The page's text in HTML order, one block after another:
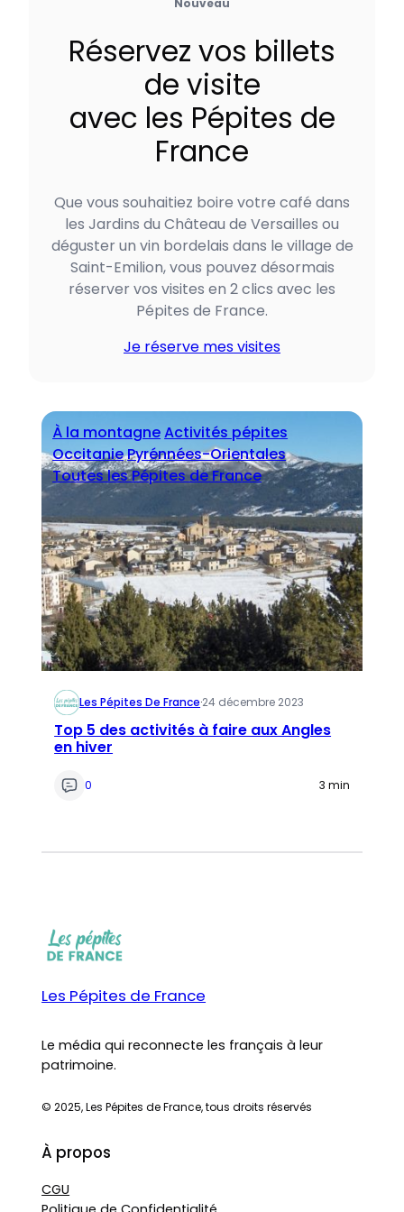
Nouveau
Réservez vos billets
de visite
avec les Pépites de
France
Que vous souhaitiez boire votre café dans
les Jardins du Château de Versailles ou
déguster un vin bordelais dans le village de
Saint-Emilion, vous pouvez désormais
réserver vos visites en 2 clics avec les
Pépites de France.
Je réserve mes visites
À la montagneActivités pépites
OccitaniePyrénnées-Orientales
Toutes les Pépites de France
Les Pépites De France·24 décembre 2023
Top 5 des activités à faire aux Angles
en hiver
0 3 min
Les Pépites de France
Le média qui reconnecte les français à leur
patrimoine.
© 2025, Les Pépites de France, tous droits réservés
À propos
CGU